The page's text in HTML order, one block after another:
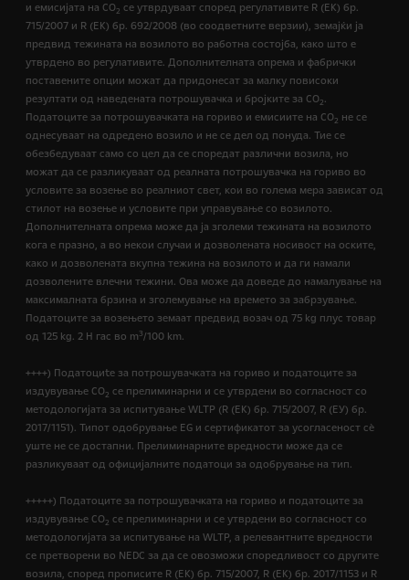
и емисијата на СО2 се утврдуваат според регулативите R (ЕК) бр.
715/2007 и R (ЕК) бр. 692/2008 (во соодветните верзии), земајќи ја
предвид тежината на возилото во работна состојба, како што е
утврдено во регулативите. Дополнителната опрема и фабрички
поставените опции можат да придонесат за малку повисоки
резултати од наведената потрошувачка и бројките за CO2.
Податоците за потрошувачката на гориво и емисиите на CO2 не се
однесуваат на одредено возило и не се дел од понуда. Тие се
обезбедуваат само со цел да се споредат различни возила, но
можат да се разликуваат од реалната потрошувачка на гориво во
условите за возење во реалниот свет, кои во голема мера зависат од
стилот на возење и условите при управување со возилото.
Дополнителната опрема може да ја зголеми тежината на возилото
кога е празно, а во некои случаи и дозволената носивост на оските,
како и дозволената вкупна тежина на возилото и да ги намали
дозволените влечни тежини. Ова може да доведе до намалување на
максималната брзина и зголемување на времето за забрзување.
Податоците за возењето земаат предвид возач од 75 kg плус товар
од 125 kg. 2 H гас во m3/100 km.
++++) Податоциte за потрошувачката на гориво и податоците за
издувување CO2 се прелиминарни и се утврдени во согласност со
методологијата за испитување WLTP (R (EК) бр. 715/2007, R (ЕУ) бр.
2017/1151). Типот одобрување EG и сертификатот за усогласеност сѐ
уште не се достапни. Прелиминарните вредности може да се
разликуваат од официјалните податоци за одобрување на тип.
+++++) Податоците за потрошувачката на гориво и податоците за
издувување CO2 се прелиминарни и се утврдени во согласност со
методологијата за испитување на WLTP, а релевантните вредности
се претворени во NEDC за да се овозможи споредливост со другите
возила, според прописите R (EК) бр. 715/2007, R (ЕК) бр. 2017/1153 и R